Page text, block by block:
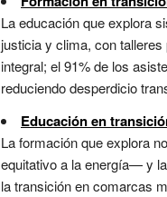
La educación que explora
justicia y clima, con
integral; el 91% de los
reduciendo desperdicio
Educación en
La formación que explora
equitativo a la energía— y
la transición en comarcas